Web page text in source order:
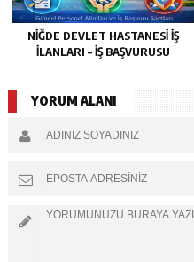
NIĞDE DEVLET HASTANESI İŞ
İLANLARI – İŞ BAŞVURUSU
YORUM ALANI